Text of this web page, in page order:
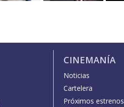
CINEMANÍA
Noticias
Cartelera
Próximos estrenos